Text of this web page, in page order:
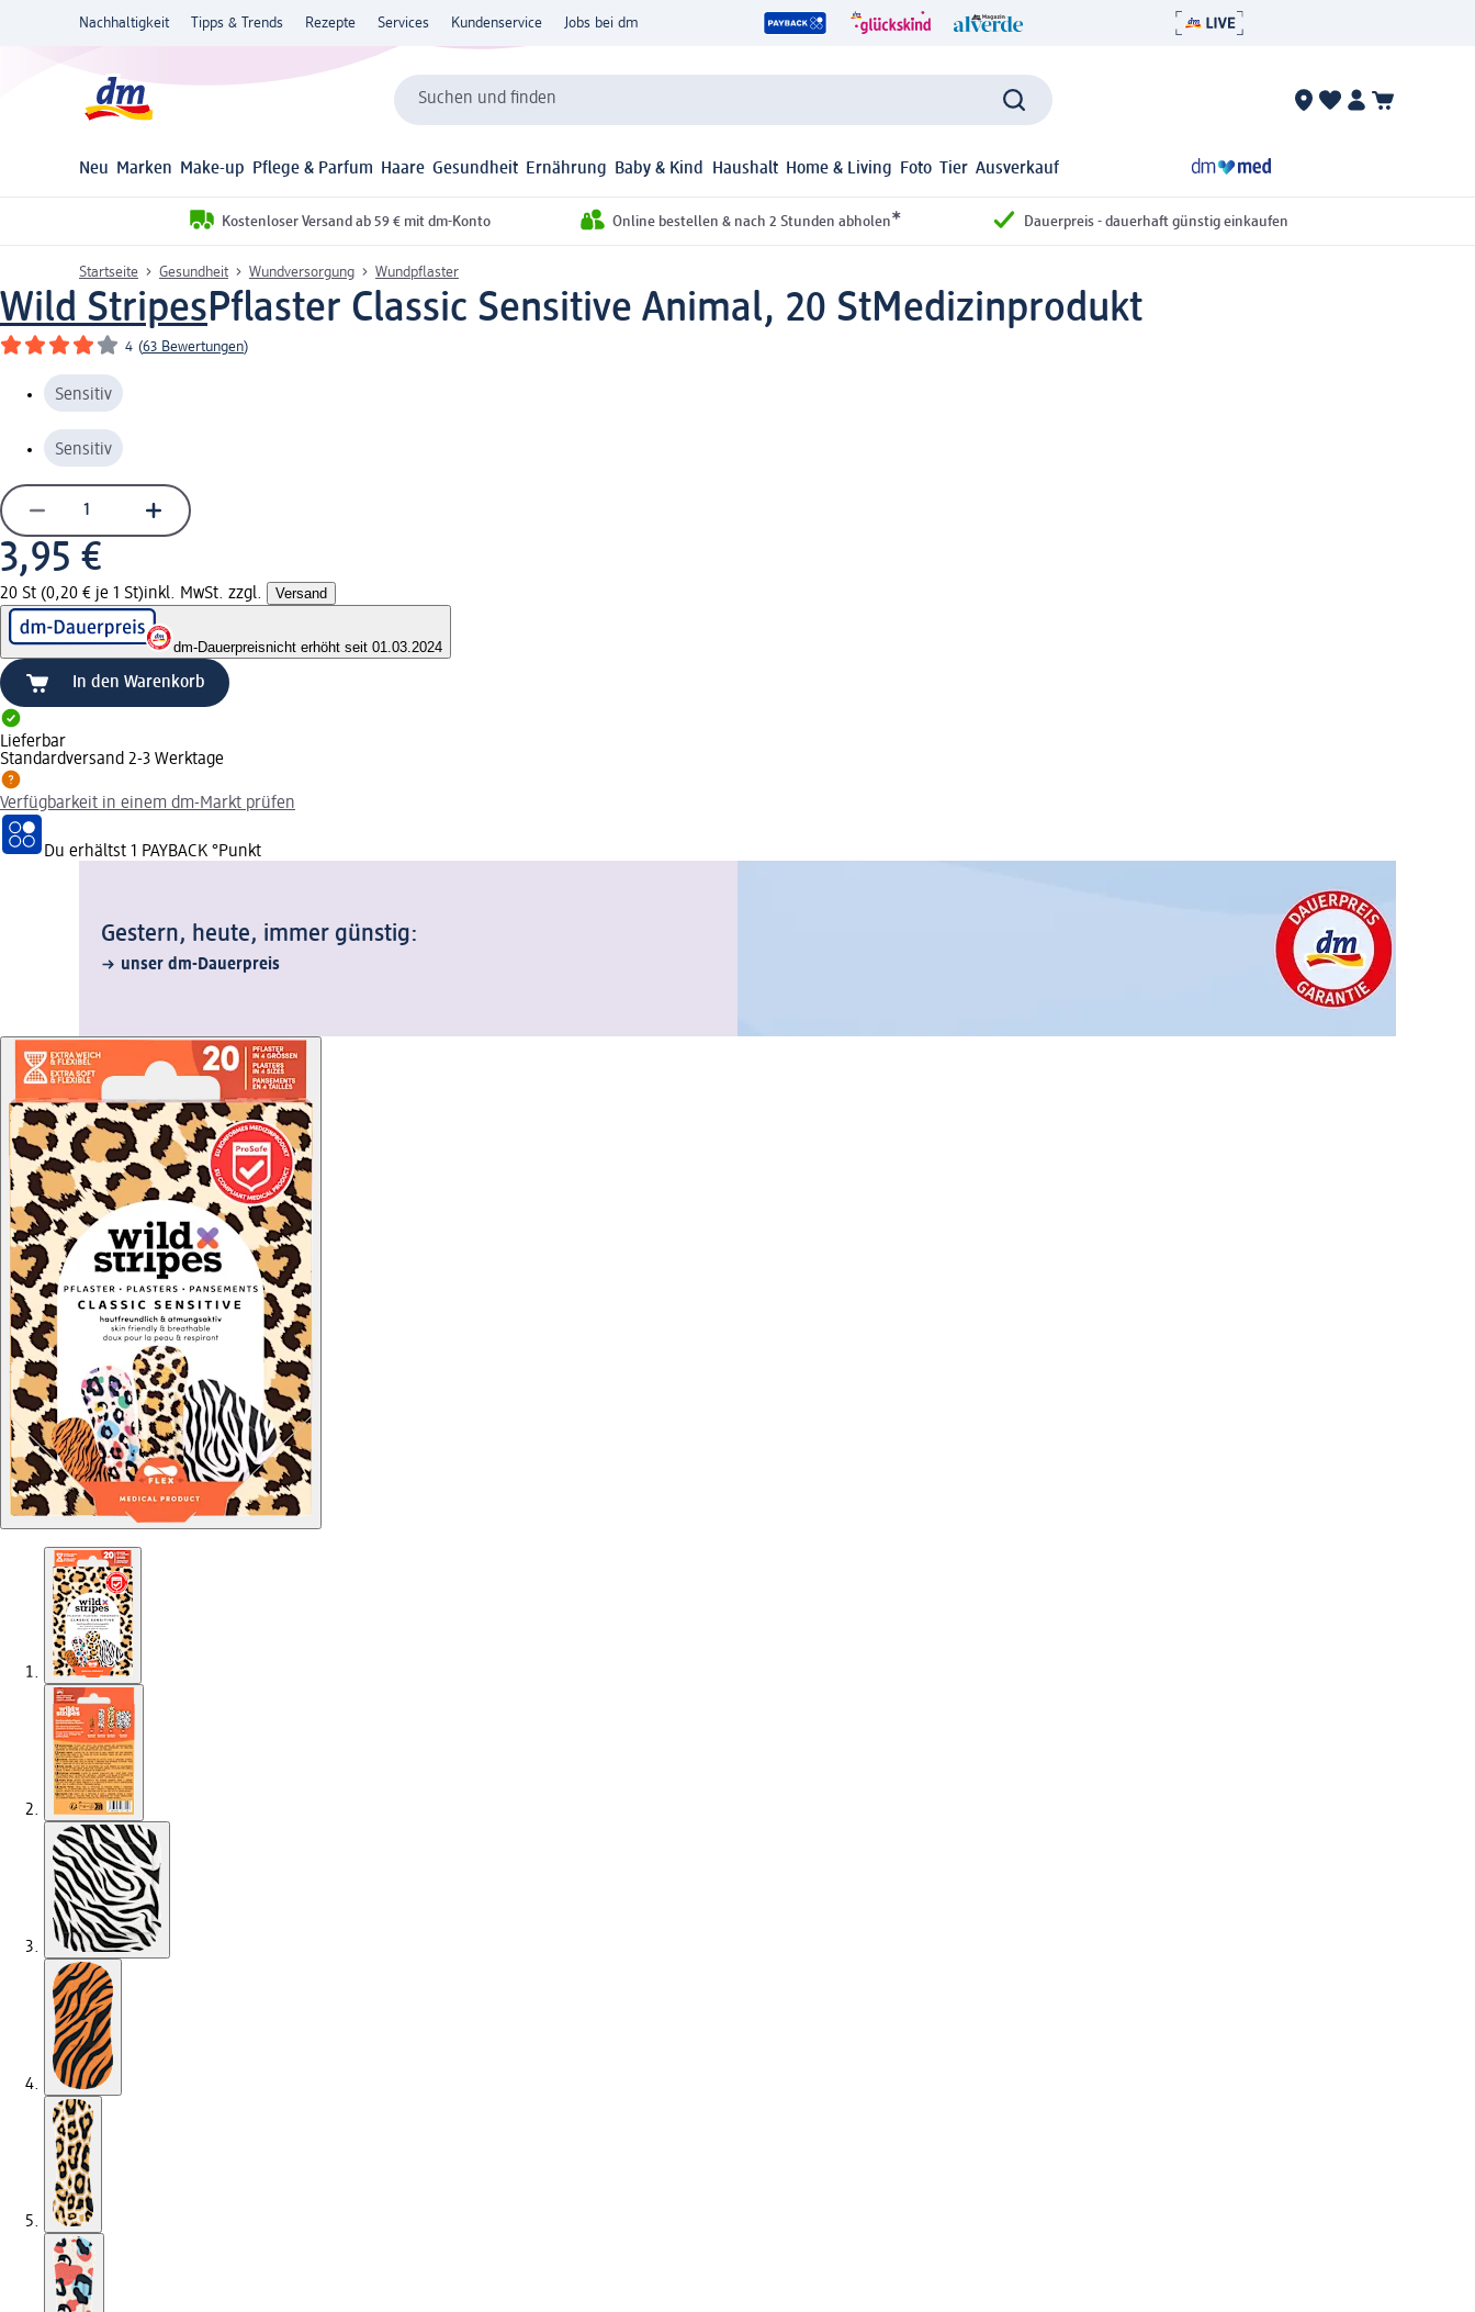
Nachhaltigkeit Tipps & Trends Rezepte Services Kundenservice Jobs bei dm
Suchen und finden
Neu Marken Make-up Pflege & Parfum Haare Gesundheit Ernährung Baby & Kind Haushalt Home & Living Foto Tier Ausverkauf
Kostenloser Versand ab 59 € mit dm-Konto Online bestellen & nach 2 Stunden abholen* Dauerpreis - dauerhaft günstig einkaufen
Startseite Gesundheit Wundversorgung Wundpflaster
Wild StripesPflaster Classic Sensitive Animal, 20 StMedizinprodukt
4 (63 Bewertungen)
Sensitiv
Sensitiv
3,95 €
20 St (0,20 € je 1 St)inkl. MwSt. zzgl. Versand
dm-Dauerpreisnicht erhöht seit 01.03.2024
In den Warenkorb
Lieferbar
Standardversand 2-3 Werktage
Verfügbarkeit in einem dm-Markt prüfen
Du erhältst 1 PAYBACK °Punkt
Gestern, heute, immer günstig:
unser dm-Dauerpreis